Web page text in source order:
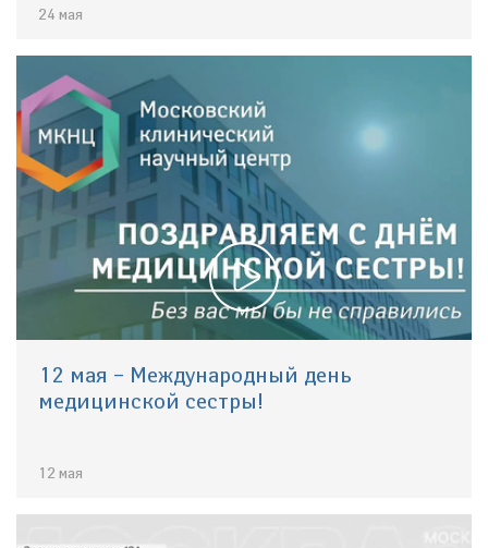
24 мая
12 мая – Международный день
медицинской сестры!
12 мая